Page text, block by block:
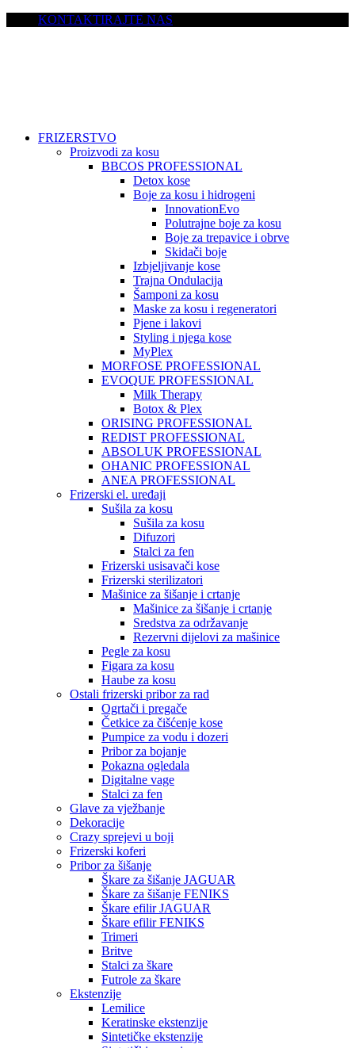
KONTAKTIRAJTE NAS
FRIZERSTVO
Proizvodi za kosu
BBCOS PROFESSIONAL
Detox kose
Boje za kosu i hidrogeni
InnovationEvo
Polutrajne boje za kosu
Boje za trepavice i obrve
Skidači boje
Izbjeljivanje kose
Trajna Ondulacija
Šamponi za kosu
Maske za kosu i regeneratori
Pjene i lakovi
Styling i njega kose
MyPlex
MORFOSE PROFESSIONAL
EVOQUE PROFESSIONAL
Milk Therapy
Botox & Plex
ORISING PROFESSIONAL
REDIST PROFESSIONAL
ABSOLUK PROFESSIONAL
OHANIC PROFESSIONAL
ANEA PROFESSIONAL
Frizerski el. uređaji
Sušila za kosu
Sušila za kosu
Difuzori
Stalci za fen
Frizerski usisavači kose
Frizerski sterilizatori
Mašinice za šišanje i crtanje
Mašinice za šišanje i crtanje
Sredstva za održavanje
Rezervni dijelovi za mašinice
Pegle za kosu
Figara za kosu
Haube za kosu
Ostali frizerski pribor za rad
Ogrtači i pregače
Četkice za čišćenje kose
Pumpice za vodu i dozeri
Pribor za bojanje
Pokazna ogledala
Digitalne vage
Stalci za fen
Glave za vježbanje
Dekoracije
Crazy sprejevi u boji
Frizerski koferi
Pribor za šišanje
Škare za šišanje JAGUAR
Škare za šišanje FENIKS
Škare efilir JAGUAR
Škare efilir FENIKS
Trimeri
Britve
Stalci za škare
Futrole za škare
Ekstenzije
Lemilice
Keratinske ekstenzije
Sintetičke ekstenzije